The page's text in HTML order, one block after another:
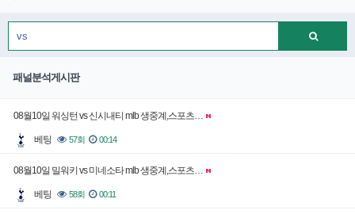
패널분석게시판
08월10일 워싱턴 vs 신시내티 mlb 생중계,스포츠…
베팅 57회 00:14
08월10일 밀워키 vs 미네소타 mlb 생중계,스포츠…
베팅 58회 00:11